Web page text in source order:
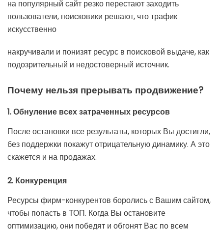
на популярный сайт резко перестают заходить
пользователи, поисковики решают, что трафик
искусственно
накручивали и понизят ресурс в поисковой выдаче, как
подозрительный и недостоверный источник.
Почему нельзя прерывать продвижение?
1. Обнуление всех затраченных ресурсов
После остановки все результаты, которых Вы достигли,
без поддержки покажут отрицательную динамику. А это
скажется и на продажах.
2. Конкуренция
Ресурсы фирм-конкурентов боролись с Вашим сайтом,
чтобы попасть в ТОП. Когда Вы остановите
оптимизацию, они победят и обгонят Вас по всем